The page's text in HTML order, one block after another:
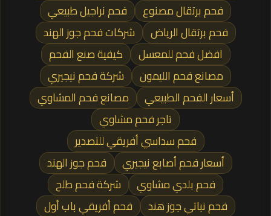
فحم برتقال مصنوع
فحم نراجيل طبيعي
فحم برتقال الرياض
شركات فحم جوز الهند
افضل فحم للمعسل
كيفية صنع الفحم
مصانع فحم الليمون
شركة فحم نيجيري
أسعار الفحم الطبيعي
مصانع فحم المشاوي
تاجر فحم مشاوي
فحم سداسي أفريقي للتصدير
أسعار فحم أصابع نيجيري
فحم جوز الهند
فحم بلدي مشاوي
شركة فحم طلح
فحم نباتي جوز هند
فحم أفريقي باب أول